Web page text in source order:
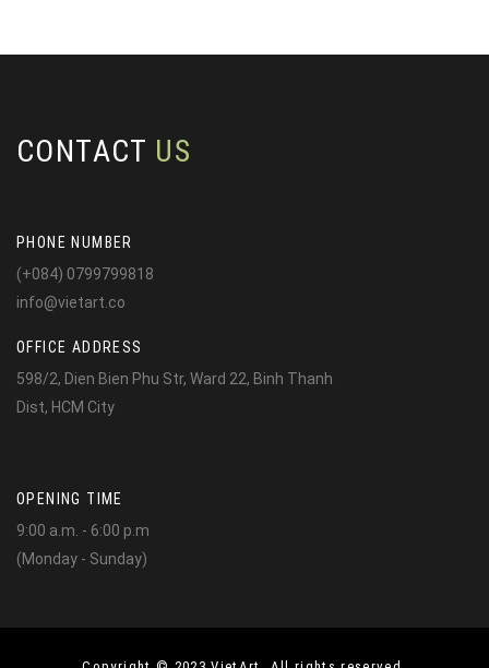
CONTACT US
PHONE NUMBER
(+084) 0799799818
info@vietart.co
OFFICE ADDRESS
598/2, Dien Bien Phu Str, Ward 22, Binh Thanh
Dist, HCM City
OPENING TIME
9:00 a.m. - 6:00 p.m
(Monday - Sunday)